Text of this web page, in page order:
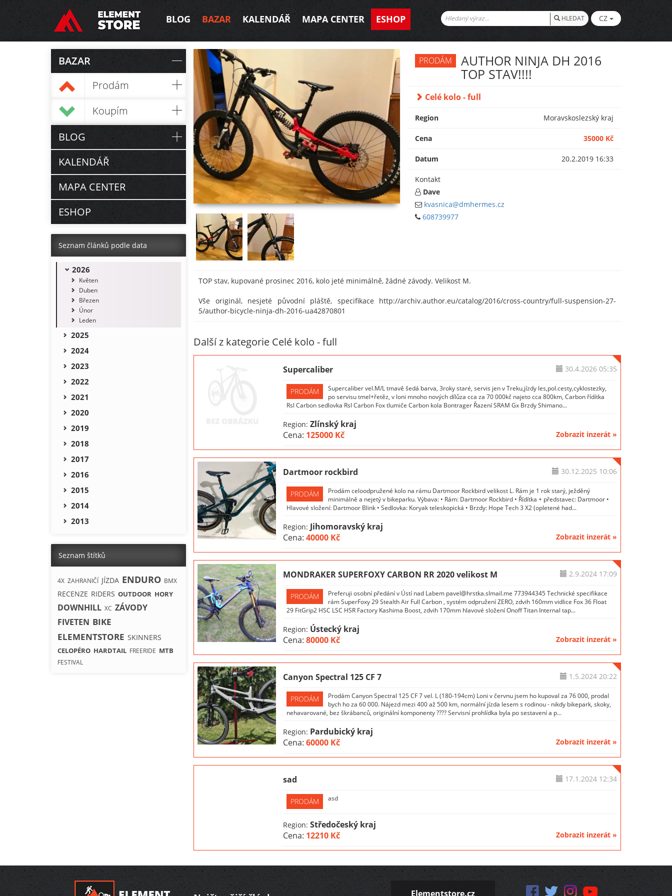
BLOG BAZAR KALENDÁŘ MAPA CENTER ESHOP HLEDAT CZ
PRODÁM AUTHOR NINJA DH 2016
TOP STAV!!!!
Celé kolo - full
Region Moravskoslezský kraj
Cena 35000 Kč
Datum 20.2.2019 16:33
Kontakt
Dave
kvasnica@dmhermes.cz
608739977
TOP stav, kupované prosinec 2016, kolo jeté minimálně, žádné závody. Velikost M.
Vše originál, nesjeté původní pláště, specifikace http://archiv.author.eu/catalog/2016/cross-country/full-suspension-27-
5/author-bicycle-ninja-dh-2016-ua42870801
Další z kategorie Celé kolo - full
Supercaliber 30.4.202605:35
PRODÁM
Supercaliber vel.M/L tmavě šedá barva, 3roky staré, servis jen v Treku,jízdy les,pol.cesty,cyklostezky,
po servisu tmel+řetěz, v loni mnoho nových dílůza cca za 70 000kč najeto cca 800km, Carbon řídítka
Rsl Carbon sedlovka Rsl Carbon Fox tlumiče Carbon kola Bontrager Řazení SRAM Gx Brzdy Shimano...
Region: Zlínský kraj
Cena: 125000 Kč Zobrazit inzerát »
Dartmoor rockbird 30.12.2025 10:06
PRODÁM
Prodám celoodpružené kolo na rámu Dartmoor Rockbird velikost L. Rám je 1 rok starý, ježděný
minimálně a nejetý v bikeparku. Výbava: • Rám: Dartmoor Rockbird • Řídítka + představec: Dartmoor •
Hlavové složení: Dartmoor Blink • Sedlovka: Koryak teleskopická • Brzdy: Hope Tech 3 X2 (opletené had...
Region: Jihomoravský kraj
Cena: 40000 Kč Zobrazit inzerát »
MONDRAKER SUPERFOXY CARBON RR 2020 velikost M 2.9.202417:09
PRODÁM
Preferuji osobní předání v Ústí nad Labem pavel@hrstka.slmail.me 773944345 Technické specifikace
rám SuperFoxy 29 Stealth Air Full Carbon , systém odpružení ZERO, zdvih 160mm vidlice Fox 36 Float
29 FitGrip2 HSC LSC HSR Factory Kashima Boost, zdvih 170mm hlavové složení Onoff Titan Internal tap...
Region: Ústecký kraj
Cena: 80000 Kč Zobrazit inzerát »
Canyon Spectral 125 CF 7 1.5.202420:22
PRODÁM
Prodám Canyon Spectral 125 CF 7 vel. L (180-194cm) Loni v červnu jsem ho kupoval za 76 000, prodal
bych ho za 60 000. Nájezd mezi 400 až 500 km, normální jízda lesem s rodinou - nikdy bikepark, skoky,
nehavarované, bez škrábanců, originální komponenty ???? Servisní prohlídka byla po sestavení a p...
Region: Pardubický kraj
Cena: 60000 Kč Zobrazit inzerát »
sad 17.1.202412:34
PRODÁM asd
Region: Středočeský kraj
Cena: 12210 Kč Zobrazit inzerát »
BAZAR
Prodám
Koupím
BLOG
KALENDÁŘ
MAPA CENTER
ESHOP
Seznam článků podle data
2026
Květen
Duben
Březen
Únor
Leden
2025
2024
2023
2022
2021
2020
2019
2018
2017
2016
2015
2014
2013
Seznam štítků
4X ZAHRANIČÍ JÍZDA ENDURO BMX
RECENZE RIDERS OUTDOOR HORY
DOWNHILL XC ZÁVODY
FIVETEN BIKE
ELEMENTSTORE SKINNERS
CELOPÉRO HARDTAIL FREERIDE MTB
FESTIVAL
Elementstore.cz